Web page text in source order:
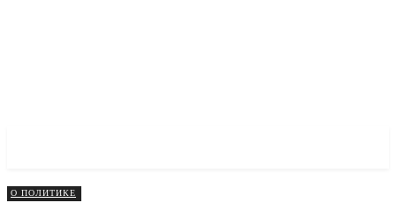
О ПОЛИТИКЕ